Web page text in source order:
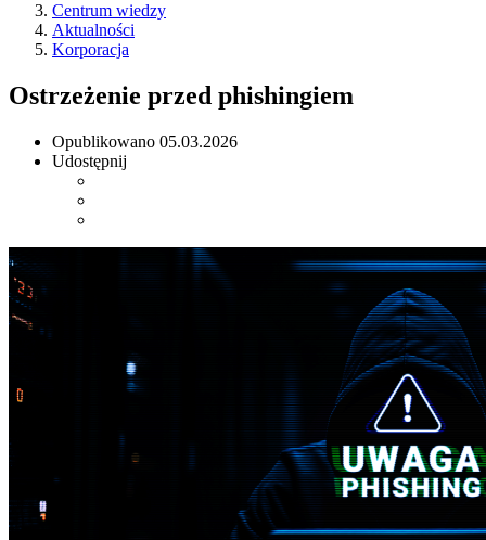
Centrum wiedzy
Aktualności
Korporacja
Ostrzeżenie przed phishingiem
Opublikowano 05.03.2026
Udostępnij